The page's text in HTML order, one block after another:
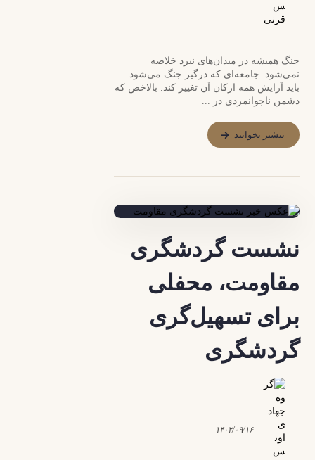
جنگ همیشه در میدان‌های نبرد خلاصه
نمی‌شود. جامعه‌ای که درگیر جنگ می‌شود
باید آرایش همه ارکان آن تغییر کند. بالاخص که
دشمن ناجوانمردی در ...
بیشتر بخوانید
نشست گردشگری
مقاومت، محفلی
برای تسهیل‌گری
گردشگری
۱۴۰۲/۰۹/۱۶